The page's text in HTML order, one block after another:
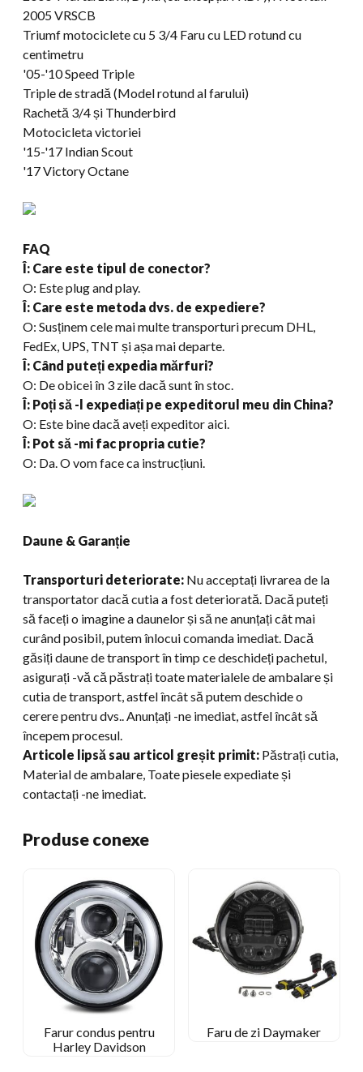
2005 VRSCB
Triumf motociclete cu 5 3/4 Faru cu LED rotund cu
centimetru
'05-'10 Speed Triple
Triple de stradă (Model rotund al farului)
Rachetă 3/4 și Thunderbird
Motocicleta victoriei
'15-'17 Indian Scout
'17 Victory Octane
FAQ
Î: Care este tipul de conector?
O: Este plug and play.
Î: Care este metoda dvs. de expediere?
O: Susținem cele mai multe transporturi precum DHL,
FedEx, UPS, TNT și așa mai departe.
Î: Când puteți expedia mărfuri?
O: De obicei în 3 zile dacă sunt în stoc.
Î: Poți să -l expediați pe expeditorul meu din China?
O: Este bine dacă aveți expeditor aici.
Î: Pot să -mi fac propria cutie?
O: Da. O vom face ca instrucțiuni.
Daune & Garanție
Transporturi deteriorate: Nu acceptați livrarea de la
transportator dacă cutia a fost deteriorată. Dacă puteți
să faceți o imagine a daunelor și să ne anunțați cât mai
curând posibil, putem înlocui comanda imediat. Dacă
găsiți daune de transport în timp ce deschideți pachetul,
asigurați -vă că păstrați toate materialele de ambalare și
cutia de transport, astfel încât să putem deschide o
cerere pentru dvs.. Anunțați -ne imediat, astfel încât să
începem procesul.
Articole lipsă sau articol greșit primit: Păstrați cutia,
Material de ambalare, Toate piesele expediate și
contactați -ne imediat.
Produse conexe
Farur condus pentru
Harley Davidson
Faru de zi Daymaker